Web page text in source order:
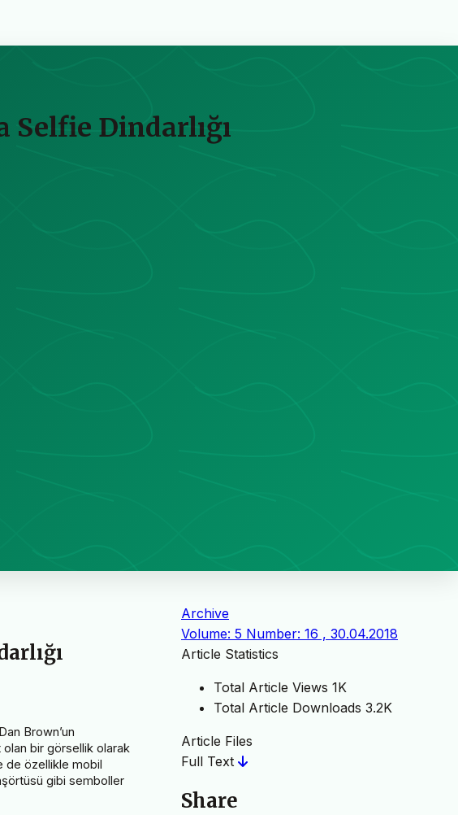
Dindarlığı
Brown’un
olan bir görsellik olarak
de özellikle mobil
gibi semboller
Archive
Volume: 5 Number: 16 , 30.04.2018
Article Statistics
Total Article Views 1K
Total Article Downloads 3.2K
Article Files
Full Text
Share